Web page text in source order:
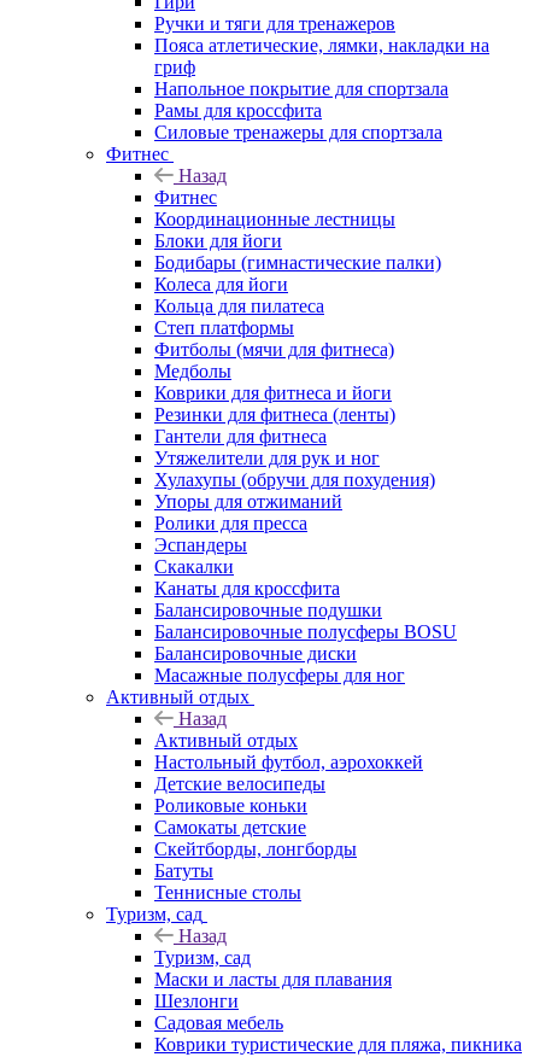
Ручки и тяги для тренажеров
Пояса атлетические, лямки, накладки на
гриф
Напольное покрытие для спортзала
Рамы для кроссфита
Силовые тренажеры для спортзала
Фитнес
Назад
Фитнес
Координационные лестницы
Блоки для йоги
Бодибары (гимнастические палки)
Колеса для йоги
Кольца для пилатеса
Степ платформы
Фитболы (мячи для фитнеса)
Медболы
Коврики для фитнеса и йоги
Резинки для фитнеса (ленты)
Гантели для фитнеса
Утяжелители для рук и ног
Хулахупы (обручи для похудения)
Упоры для отжиманий
Ролики для пресса
Эспандеры
Скакалки
Канаты для кроссфита
Балансировочные подушки
Балансировочные полусферы BOSU
Балансировочные диски
Масажные полусферы для ног
Активный отдых
Назад
Активный отдых
Настольный футбол, аэрохоккей
Детские велосипеды
Роликовые коньки
Самокаты детские
Скейтборды, лонгборды
Батуты
Теннисные столы
Туризм, сад
Назад
Туризм, сад
Маски и ласты для плавания
Шезлонги
Садовая мебель
Коврики туристические для пляжа, пикника